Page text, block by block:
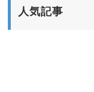
人気記事